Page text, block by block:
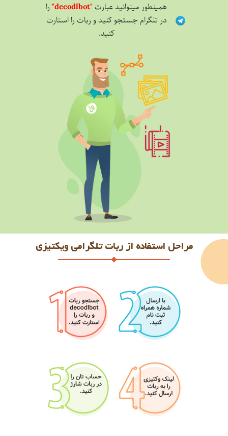
همینطور میتوانید عبارت"decodlbot"
را
در تلگرام جستجو کنید و ربات را استارت
کنید.
مراحل استفاده از ربات تلگرامی ویکتیزی